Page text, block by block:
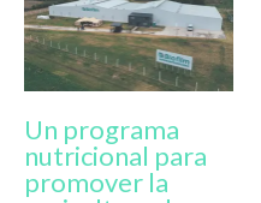
Un programa
nutricional para
promover la